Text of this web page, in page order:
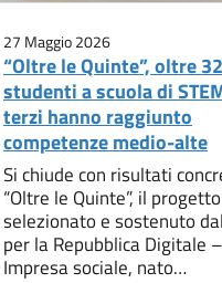
27 Maggio 2026
“Oltre le Quinte”, oltre
studenti a scuola di
terzi hanno raggiunto
competenze medio-alte
Si chiude con risultati
“Oltre le Quinte”, il progetto
selezionato e sostenuto
per la Repubblica Digitale –
Impresa sociale, nato…